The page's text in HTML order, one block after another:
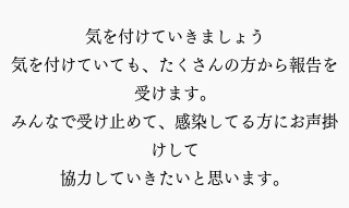
気を付けていきましょう
気を付けていても、たくさんの方から報告を
受けます。
みんなで受け止めて、感染してる方にお声掛
けして
協力していきたいと思います。